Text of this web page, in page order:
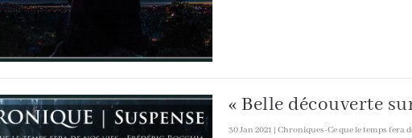
« Belle découverte
30 Jan 2021 | Chroniques-Ce que le temps fera